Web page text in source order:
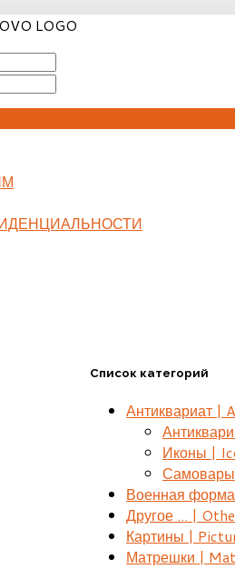
Список категорий
Антиквариат |
Иконы |
Военная
Другое ... |
Картины |
Матрешки |